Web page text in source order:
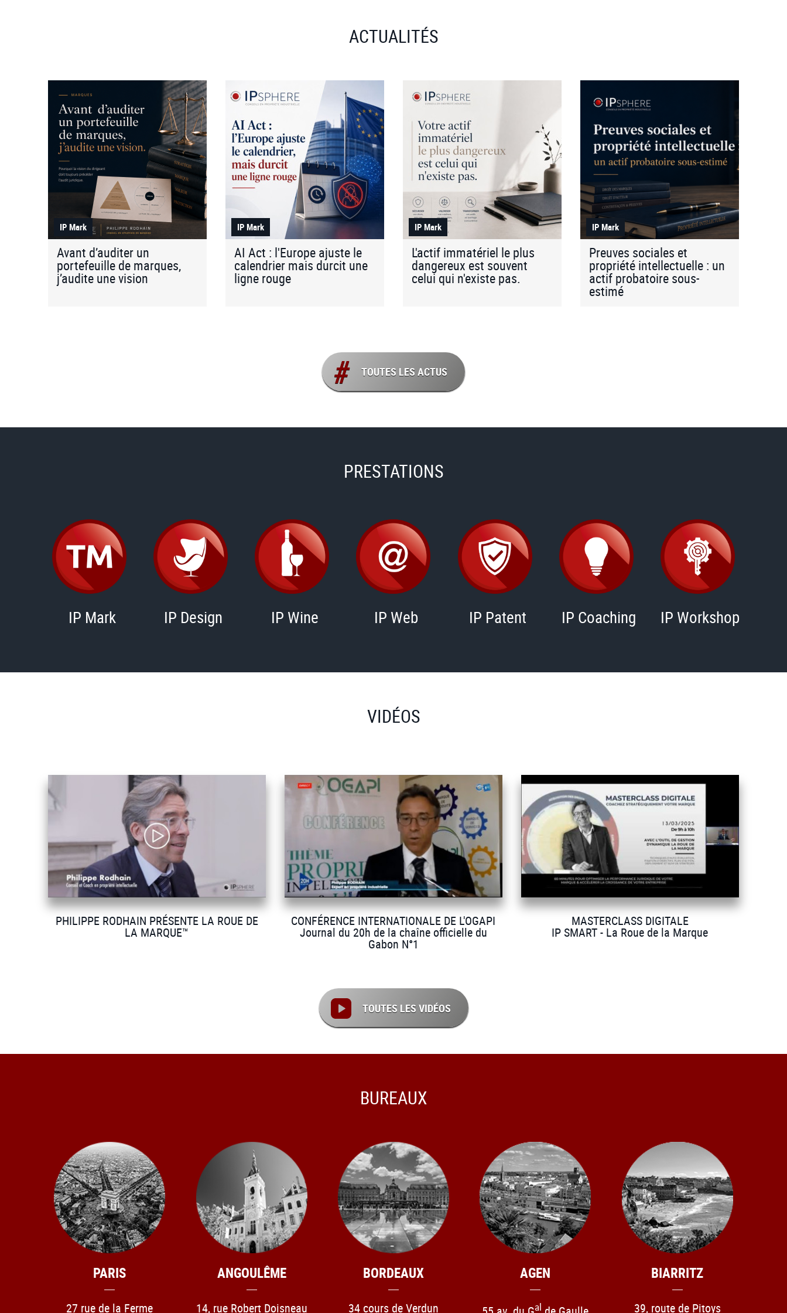
ACTUALITÉS
IP Mark
Avant d’auditer un
portefeuille de marques,
j’audite une vision
IP Mark
AI Act : l'Europe ajuste le
calendrier mais durcit une
ligne rouge
IP Mark
L'actif immatériel le plus
dangereux est souvent
celui qui n'existe pas.
IP Mark
Preuves sociales et
propriété intellectuelle : un
actif probatoire sous-
estimé
TOUTES LES ACTUS
PRESTATIONS
IP Mark IP Design IP Wine IP Web IP Patent IP Coaching IP Workshop
VIDÉOS
PHILIPPE RODHAIN PRÉSENTE LA ROUE DE
LA MARQUE™
CONFÉRENCE INTERNATIONALE DE L'OGAPI
Journal du 20h de la chaîne officielle du
Gabon N°1
MASTERCLASS DIGITALE
IP SMART - La Roue de la Marque
TOUTES LES VIDÉOS
BUREAUX
PARIS
27 rue de la Ferme
ANGOULÊME
14, rue Robert Doisneau
BORDEAUX
34 cours de Verdun
AGEN
al
BIARRITZ
39, route de Pitoys